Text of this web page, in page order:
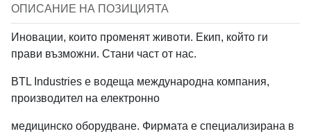
ОПИСАНИЕ НА ПОЗИЦИЯТА
Иновации, които променят животи. Екип, който ги
прави възможни. Стани част от нас.
BTL Industries е водеща международна компания,
производител на електронно
медицинско оборудване. Фирмата е специализирана в
*Запознат съм сУведомлението относно обработване на лични
данни на кандидати за работа на BTL Industries
При кликане на "Изпрати" се съгласяваш с
Изпрати
No media Image Youtube video
Вместо товакачи видео файл
Парола
* Паролата трябва да е поне 8 символа
При избиране на "Създай профил" се съгласяваш с
Условията за ползване
Политиките за поверителност
Парола
Забравена парола
Вход
ИЛИ